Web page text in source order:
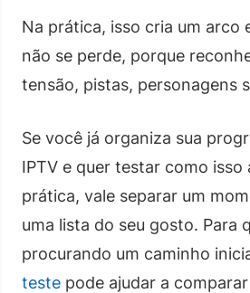
Na prática, isso cria um arco
não se perde, porque
tensão, pistas, personagens
Se você já organiza sua
IPTV e quer testar como isso
prática, vale separar um
uma lista do seu gosto. Para
procurando um caminho
teste pode ajudar a